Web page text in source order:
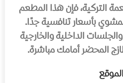
التركية، فإن هذا المطعم
بأسعار تنافسية جدًا.
الداخلية والخارجية
المحضر أمامك مباشرة.
الموقع